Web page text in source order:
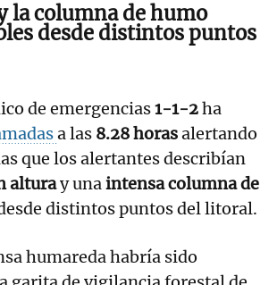
la columna de humo
desde distintos puntos
de emergencias1-1-2ha
a las 8.28 horasalertando
que los alertantes describían
alturay unaintensa columna de
distintos puntos del litoral.
humareda habría sido